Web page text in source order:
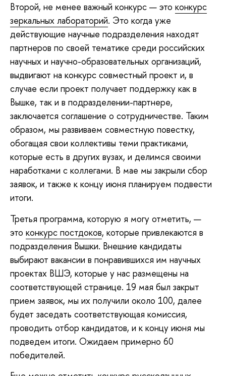
Второй, не менее важный конкурс — это конкурс
зеркальных лабораторий. Это когда уже
действующие научные подразделения находят
партнеров по своей тематике среди российских
научных и научно-образовательных организаций,
выдвигают на конкурс совместный проект и, в
случае если проект получает поддержку как в
Вышке, так и в подразделении-партнере,
заключается соглашение о сотрудничестве. Таким
образом, мы развиваем совместную повестку,
обогащая свои коллективы теми практиками,
которые есть в других вузах, и делимся своими
наработками с коллегами. В мае мы закрыли сбор
заявок, и также к концу июня планируем подвести
итоги.
Третья программа, которую я могу отметить, —
это конкурс постдоков, которые привлекаются в
подразделения Вышки. Внешние кандидаты
выбирают вакансии в понравившихся им научных
проектах ВШЭ, которые у нас размещены на
соответствующей странице. 19 мая был закрыт
прием заявок, мы их получили около 100, далее
будет заседать соответствующая комиссия,
проводить отбор кандидатов, и к концу июня мы
подведем итоги. Ожидаем примерно 60
победителей.